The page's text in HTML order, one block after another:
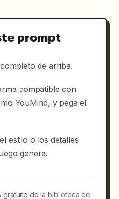
prompt
de arriba.
compatible con
YouMind, y pega el
estilo o los detalles
genera.
gratuito de la biblioteca de